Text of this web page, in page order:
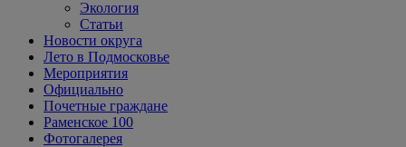
Экология
Статьи
Новости округа
Лето в Подмосковье
Мероприятия
Официально
Почетные граждане
Раменское 100
Фотогалерея